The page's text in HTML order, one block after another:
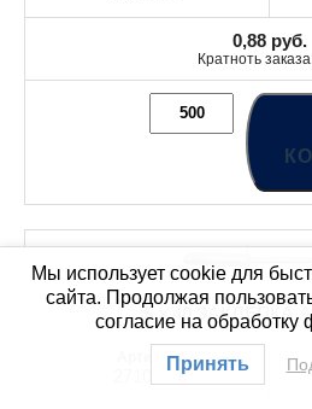
0,88 руб.
Кратноть
5 x 40 ЗАКЛЕПКА
2710540
Мы использует cookie для
сайта. Продолжая
согласие на
Принять